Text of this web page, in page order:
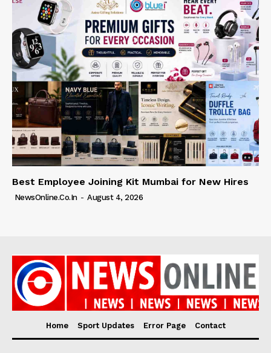
Best Employee Joining Kit Mumbai for New Hires
NewsOnline.co.in - August 4, 2026
Home Sport Updates Error Page Contact